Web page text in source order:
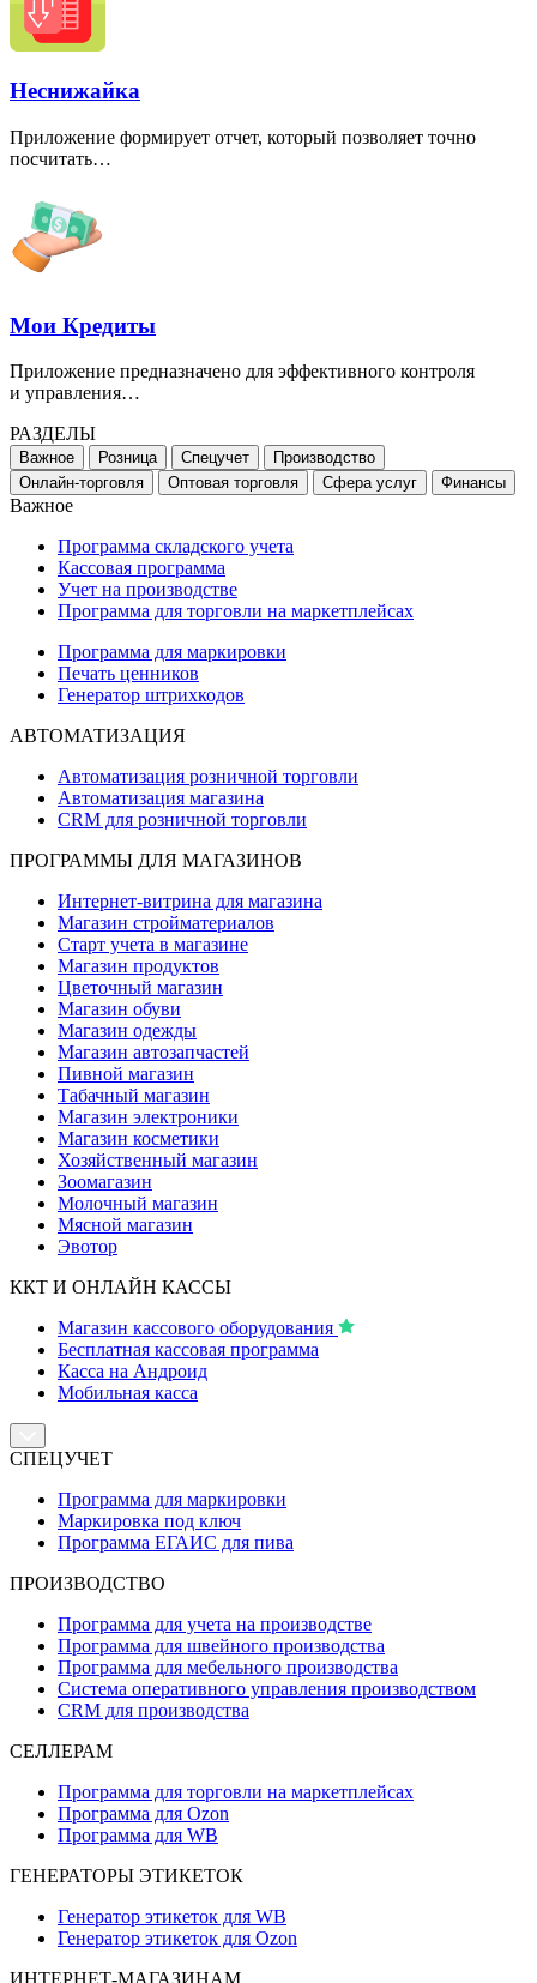
Неснижайка
Приложение формирует отчет, который позволяет точно
посчитать…
Мои Кредиты
Приложение предназначено для эффективного контроля
и управления…
РАЗДЕЛЫ
Важное Розница Спецучет
Производство
Онлайн-торговля
Оптовая торговля Сфера услуг Финансы
Важное
Программа складского учета
Кассовая программа
Учет на производстве
Программа для торговли на маркетплейсах
Программа для маркировки
Печать ценников
Генератор штрихкодов
АВТОМАТИЗАЦИЯ
Автоматизация розничной торговли
Автоматизация магазина
CRM для розничной торговли
ПРОГРАММЫ ДЛЯ МАГАЗИНОВ
Интернет-витрина для магазина
Магазин стройматериалов
Старт учета в магазине
Магазин продуктов
Цветочный магазин
Магазин обуви
Магазин одежды
Магазин автозапчастей
Пивной магазин
Табачный магазин
Магазин электроники
Магазин косметики
Хозяйственный магазин
Зоомагазин
Молочный магазин
Мясной магазин
Эвотор
ККТ И ОНЛАЙН КАССЫ
Магазин кассового оборудования
Бесплатная кассовая программа
Касса на Андроид
Мобильная касса
СПЕЦУЧЕТ
Программа для маркировки
Маркировка под ключ
Программа ЕГАИС для пива
ПРОИЗВОДСТВО
Программа для учета на производстве
Программа для швейного производства
Программа для мебельного производства
Система оперативного управления производством
CRM для производства
СЕЛЛЕРАМ
Программа для торговли на маркетплейсах
Программа для Ozon
Программа для WB
ГЕНЕРАТОРЫ ЭТИКЕТОК
Генератор этикеток для WB
Генератор этикеток для Ozon